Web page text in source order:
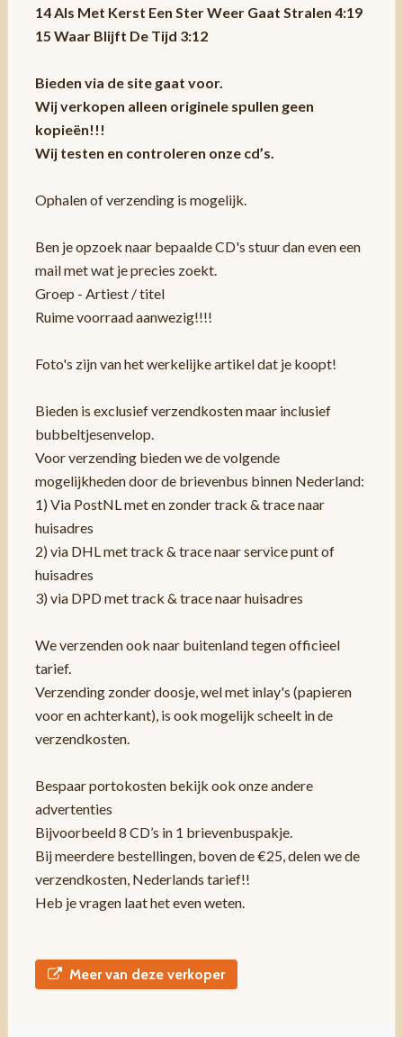
14 Als Met Kerst Een Ster Weer Gaat Stralen 4:19
15 Waar Blijft De Tijd 3:12
Bieden via de site gaat voor.
Wij verkopen alleen originele spullen geen
kopieën!!!
Wij testen en controleren onze cd’s.
Ophalen of verzending is mogelijk.
Ben je opzoek naar bepaalde CD's stuur dan even een
mail met wat je precies zoekt.
Groep - Artiest / titel
Ruime voorraad aanwezig!!!!
Foto's zijn van het werkelijke artikel dat je koopt!
Bieden is exclusief verzendkosten maar inclusief
bubbeltjesenvelop.
Voor verzending bieden we de volgende
mogelijkheden door de brievenbus binnen Nederland:
1) Via PostNL met en zonder track & trace naar
huisadres
2) via DHL met track & trace naar service punt of
huisadres
3) via DPD met track & trace naar huisadres
We verzenden ook naar buitenland tegen officieel
tarief.
Verzending zonder doosje, wel met inlay's (papieren
voor en achterkant), is ook mogelijk scheelt in de
verzendkosten.
Bespaar portokosten bekijk ook onze andere
advertenties
Bijvoorbeeld 8 CD’s in 1 brievenbuspakje.
Bij meerdere bestellingen, boven de €25, delen we de
verzendkosten, Nederlands tarief!!
Heb je vragen laat het even weten.
Meer van deze verkoper